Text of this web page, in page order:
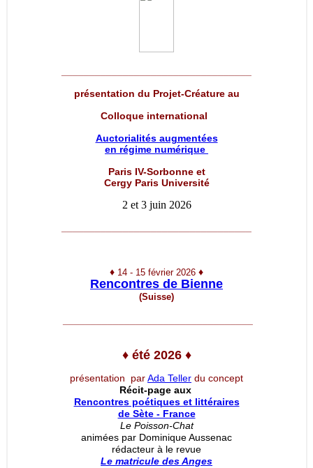
présentation du Projet-Créature au
Colloque international
Auctorialités augmentées
en régime numérique
Paris IV-Sorbonne et
Cergy Paris Université
2 et 3 juin 2026
♦ 14 - 15 février 2026 ♦
Rencontres de Bienne
(Suisse)
♦été 2026 ♦
présentation parAda Teller du concept
Récit-page aux
Rencontres poétiques et littéraires
de Sète - France
Le Poisson-Chat
animées par Dominique Aussenac
rédacteur à le revue
Le matricule des Anges